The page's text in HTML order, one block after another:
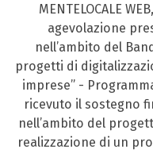
MENTELOCALE
agevolazione
nell’ambito del
progetti di
imprese” -
ricevuto il sostegno
nell’ambito del
realizzazione di un